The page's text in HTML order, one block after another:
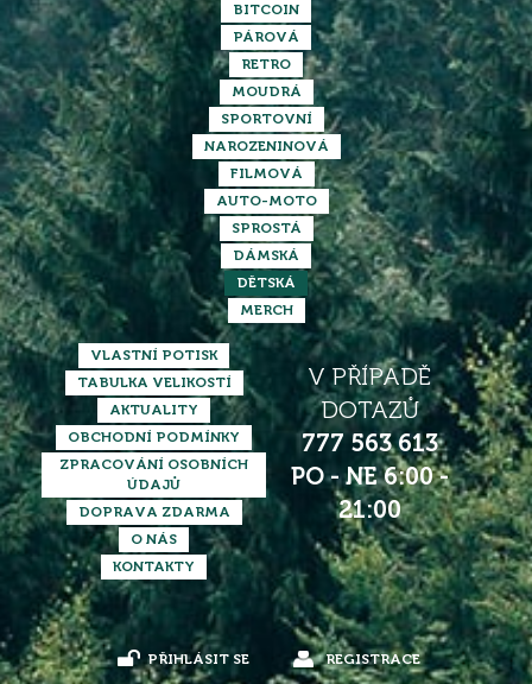
BITCOIN
PÁROVÁ
RETRO
MOUDRÁ
SPORTOVNÍ
NAROZENINOVÁ
FILMOVÁ
AUTO-MOTO
SPROSTÁ
DÁMSKÁ
DĚTSKÁ
MERCH
VLASTNÍ POTISK
TABULKA VELIKOSTÍ
AKTUALITY
OBCHODNÍ PODMÍNKY
ZPRACOVÁNÍ OSOBNÍCH
ÚDAJŮ
DOPRAVA ZDARMA
O NÁS
KONTAKTY
V PŘÍPADĚ
DOTAZŮ
777 563 613
PO - NE 6:00 -
21:00
PŘIHLÁSIT SE REGISTRACE